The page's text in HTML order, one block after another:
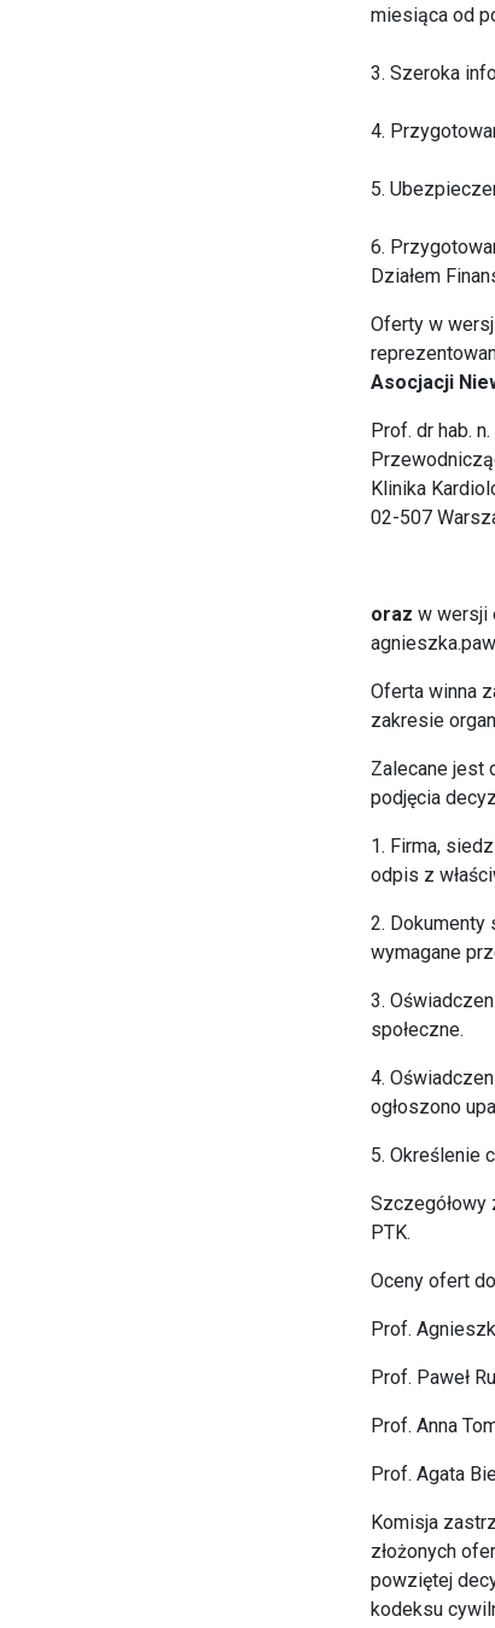
miesiąca od
3. Szeroka
4.
5.
6.
Działem
Oferty w
Asocjacji
Prof. dr hab.
Klinika
02-507
oraz w wersji
Oferta winna
zakresie
Zalecane jest
podjęcia
1. Firma,
odpis z
2. Dokumenty
wymagane
3.
społeczne.
4.
ogłoszono
5. Określenie
Szczegółowy
PTK.
Oceny ofert
Prof.
Prof. Paweł
Prof. Anna
Prof. Agata
Komisja
złożonych
powziętej
kodeksu